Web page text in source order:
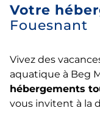
Votre
Fouesnant
Vivez des
aquatique à Beg
hébergements
vous invitent à la